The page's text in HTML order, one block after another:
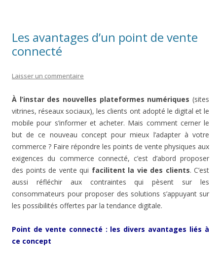
Les avantages d’un point de vente
connecté
Laisser un commentaire
À l’instar des nouvelles plateformes numériques (sites
vitrines, réseaux sociaux), les clients ont adopté le digital et le
mobile pour s’informer et acheter. Mais comment cerner le
but de ce nouveau concept pour mieux l’adapter à votre
commerce ? Faire répondre les points de vente physiques aux
exigences du commerce connecté, c’est d’abord proposer
des points de vente qui facilitent la vie des clients. C’est
aussi réfléchir aux contraintes qui pèsent sur les
consommateurs pour proposer des solutions s’appuyant sur
les possibilités offertes par la tendance digitale.
Point de vente connecté : les divers avantages liés à
ce concept